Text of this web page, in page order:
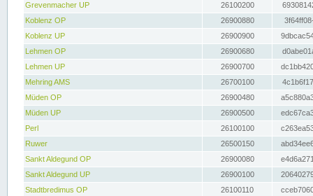
Grevenmacher UP
26100200
Koblenz OP
26900880
Koblenz UP
26900900
Lehmen OP
26900680
Lehmen UP
26900700
Mehring AMS
26700100
Müden OP
26900480
Müden UP
26900500
Perl
26100100
Ruwer
26500150
Sankt Aldegund OP
26900080
Sankt Aldegund UP
26900100
Stadtbredimus OP
26100110